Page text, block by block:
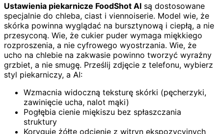
Ustawienia piekarnicze FoodShot AI są dostosowane
specjalnie do chleba, ciast i viennoiserie. Model wie, że
skórka powinna wyglądać na bursztynową i ciepłą, a nie
przesyconą. Wie, że cukier puder wymaga miękkiego
rozproszenia, a nie cyfrowego wyostrzania. Wie, że
ucho na chlebie na zakwasie powinno tworzyć wyraźny
grzbiet, a nie smugę. Prześlij zdjęcie z telefonu, wybierz
styl piekarniczy, a AI:
Wzmacnia widoczną teksturę skórki (pęcherzyki,
zawinięcie ucha, nalot mąki)
Pogłębia cienie miękiszu bez spłaszczania
struktury
Koryguje żółte odcienie z witryn ekspozycyjnych